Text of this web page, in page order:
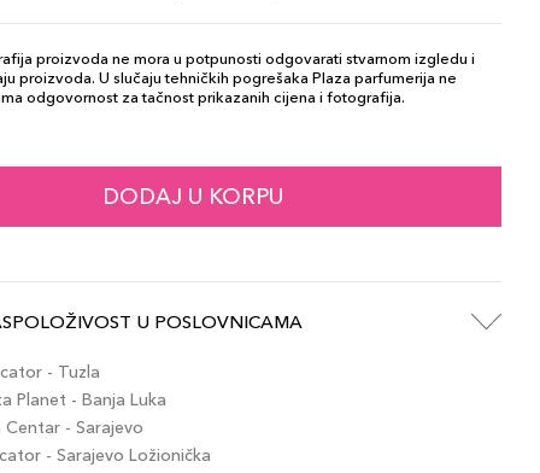
proizvoda ne mora u potpunosti odgovarati stvarnom izgledu i
proizvoda. U slučaju tehničkih pogrešaka Plaza parfumerija ne
odgovornost za tačnost prikazanih cijena i fotografija.
DODAJ U KORPU
U POSLOVNICAMA
- Tuzla
Planet - Banja Luka
Centar - Sarajevo
- Sarajevo Ložionička